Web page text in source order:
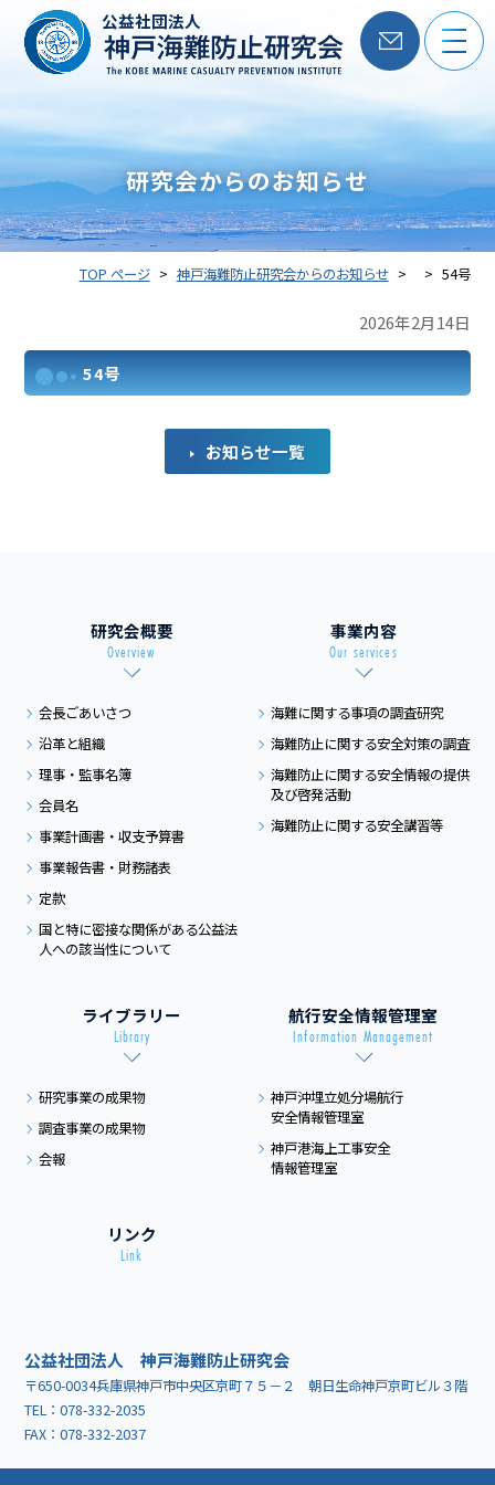
公益社団法人
研究会からのお知らせ
TOP ページ 神戸海難防止研究会からのお知らせ 54号
2026年2月14日
54号
お知らせ一覧
研究会概要
Overview
会長ごあいさつ
沿革と組織
理事・監事名簿
会員名
事業計画書・収支予算書
事業報告書・財務諸表
定款
国と特に密接な関係がある公益法
人への該当性について
事業内容
Our services
海難に関する事項の調査研究
海難防止に関する安全対策の調査
海難防止に関する安全情報の提供
及び啓発活動
海難防止に関する安全講習等
ライブラリー
Library
研究事業の成果物
調査事業の成果物
会報
航行安全情報管理室
Information Management
神戸沖埋立処分場航行
安全情報管理室
神戸港海上工事安全
情報管理室
リンク
Link
公益社団法人 神戸海難防止研究会
〒650-0034兵庫県神戸市中央区京町７５－２ 朝日生命神戸京町ビル３階
TEL：078-332-2035
FAX：078-332-2037